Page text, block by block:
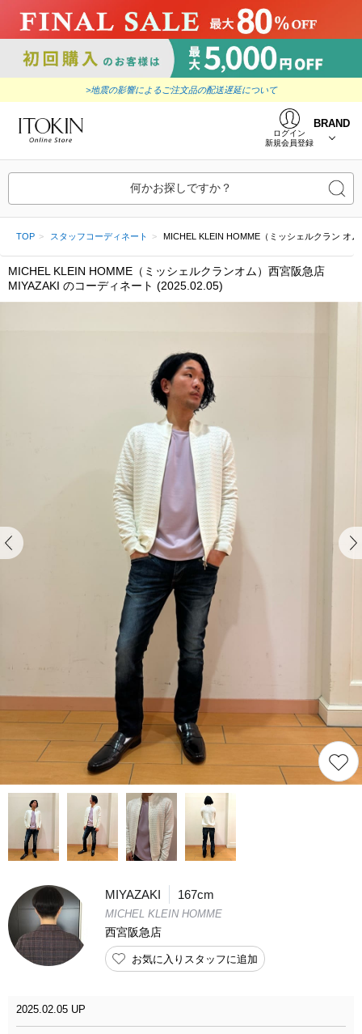
>地震の影響によるご注文品の配送遅延について
ログイン
新規会員登録
BRAND
何かお探しですか？
TOP スタッフコーディネート MICHEL KLEIN HOMME（ミッシェルクラン オ
MICHEL KLEIN HOMME（ミッシェルクランオム）西宮阪急店
MIYAZAKI のコーディネート (2025.02.05)
MIYAZAKI 167cm
MICHEL KLEIN HOMME
西宮阪急店
お気に入りスタッフに追加
2025.02.05 UP